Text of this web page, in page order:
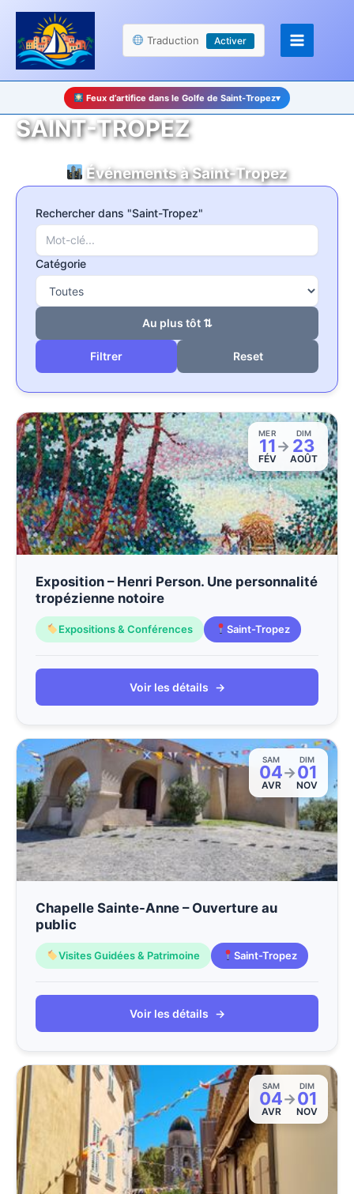
Panneau de gestion des cookies
Aller
contenu
Traduction Activer
Feux d’artifice dans le Golfe de Saint-Tropez▾
SAINT-TROPEZ
Événements à Saint-Tropez
Rechercher dans "Saint-Tropez"
Catégorie
Au plus tôt ⇅
Reset
MER
11
FÉV
→
DIM
23
AOÛT
Exposition – Henri Person. Une personnalité
tropézienne notoire
Expositions & Conférences Saint-Tropez
Voir les détails →
SAM
04
AVR
→
DIM
01
NOV
Chapelle Sainte-Anne – Ouverture au
public
Visites Guidées & Patrimoine Saint-Tropez
Voir les détails →
SAM
04
AVR
→
DIM
01
NOV